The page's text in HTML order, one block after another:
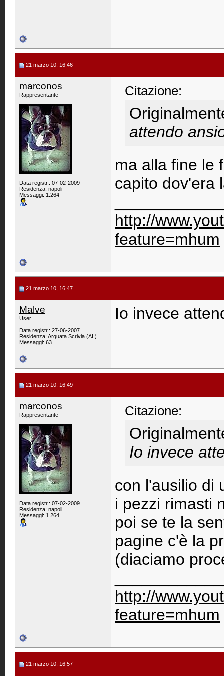
21 marzo 10, 16:46
marconos
Rappresentante
Data registr.: 07-02-2009
Residenza: napoli
Messaggi: 1.264
Citazione:
attendo
ma alla fine le
capito dov'era
http://
feature=mhum
21 marzo 10, 16:47
Malve
User
Data registr.: 27-06-2007
Residenza: Arquata Scrivia (AL)
Messaggi: 63
Io invece
21 marzo 10, 16:49
marconos
Rappresentante
Data registr.: 07-02-2009
Residenza: napoli
Messaggi: 1.264
Citazione:
Io invece
con l'ausilio di
i pezzi rimasti
poi se te la
pagine c'è la
(diaciamo
http://
feature=mhum
21 marzo 10, 16:57